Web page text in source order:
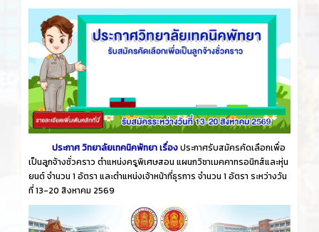
ประกาศ วิทยาลัยเทคนิคพัทยา เรื่องประกาศรับสมัครคัดเลือกเพื่อ
เป็นลูกจ้างชั่วคราว ตำแหน่งครูพิเศษสอน แผนกวิชาเมคคาทรอนิกส์และหุ่น
ยนต์ จำนวน 1 อัตรา และตำแหน่งเจ้าหน้าที่ธุรการ จำนวน 1 อัตรา ระหว่างวัน
ที่ 13-20 สิงหาคม 2569